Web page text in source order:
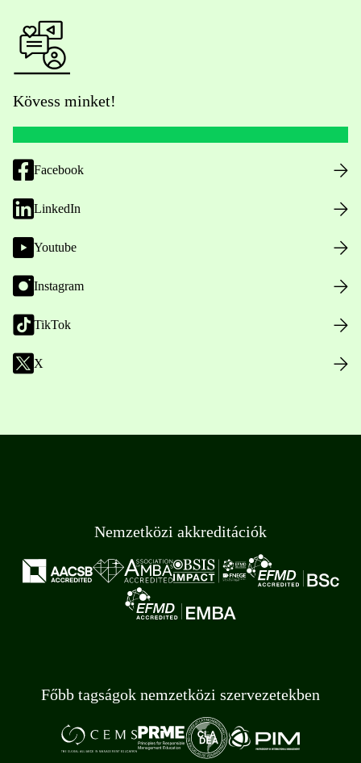
Kövess minket!
Facebook
LinkedIn
Youtube
Instagram
TikTok
X
Nemzetközi akkreditációk
Főbb tagságok nemzetközi szervezetekben